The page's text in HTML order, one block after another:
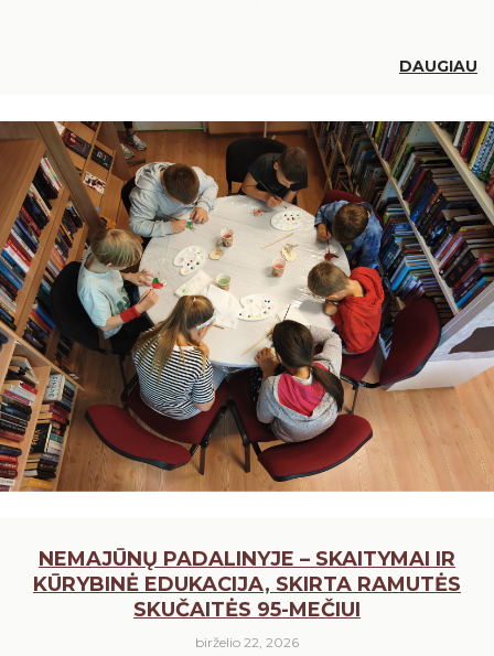
DAUGIAU
NEMAJŪNŲ PADALINYJE – SKAITYMAI IR
KŪRYBINĖ EDUKACIJA, SKIRTA RAMUTĖS
SKUČAITĖS 95-MEČIUI
birželio 22, 2026